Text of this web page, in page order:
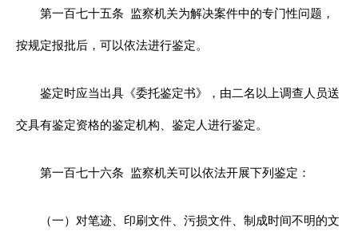
第一百七十五条 监察机关为解决案件中的专门性问题，
按规定报批后，可以依法进行鉴定。
鉴定时应当出具《委托鉴定书》，由二名以上调查人员送
交具有鉴定资格的鉴定机构、鉴定人进行鉴定。
第一百七十六条 监察机关可以依法开展下列鉴定：
（一）对笔迹、印刷文件、污损文件、制成时间不明的文